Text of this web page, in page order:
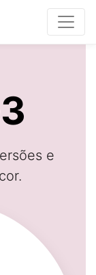
e